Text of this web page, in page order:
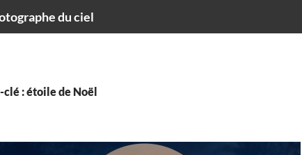
du ciel
: étoile de Noël